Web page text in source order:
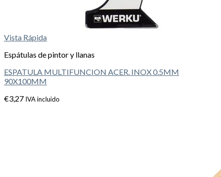
Vista Rápida
Espátulas de pintor y llanas
ESPATULA MULTIFUNCION ACER. INOX 0.5MM
90X100MM
€3,27 IVA incluido